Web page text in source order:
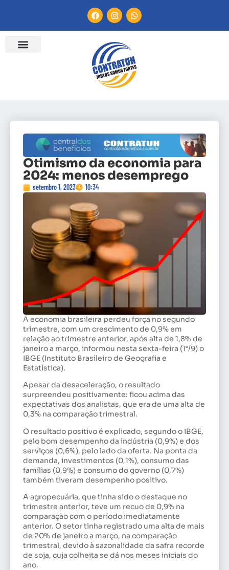
Otimismo da economia para
2024: menos desemprego
setembro 1, 2023 10:34
A economia brasileira perdeu força no segundo
trimestre, com um crescimento de 0,9% em
relação ao trimestre anterior, após alta de 1,8% de
janeiro a março, informou nesta sexta-feira (1°/9) o
IBGE (Instituto Brasileiro de Geografia e
Estatística).
Apesar da desaceleração, o resultado
surpreendeu positivamente: ficou acima das
expectativas dos analistas, que era de uma alta de
0,3% na comparação trimestral.
O resultado positivo é explicado, segundo o IBGE,
pelo bom desempenho da indústria (0,9%) e dos
serviços (0,6%), pelo lado da oferta. Na ponta da
demanda, investimentos (0,1%), consumo das
famílias (0,9%) e consumo do governo (0,7%)
também tiveram desempenho positivo.
A agropecuária, que tinha sido o destaque no
trimestre anterior, teve um recuo de 0,9% na
comparação com o período imediatamente
anterior. O setor tinha registrado uma alta de mais
de 20% de janeiro a março, na comparação
trimestral, devido à sazonalidade da safra recorde
de soja, cuja colheita se dá nos meses iniciais do
ano.